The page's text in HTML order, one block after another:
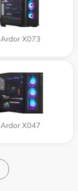
Ardor X073
Ardor X047